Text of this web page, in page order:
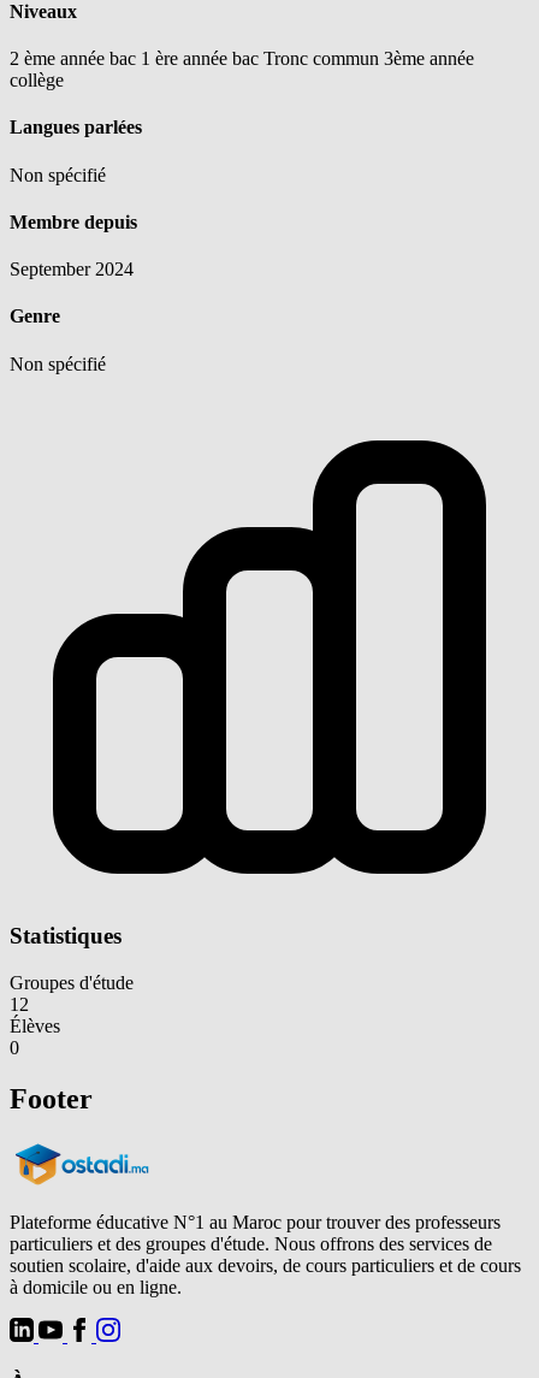
Niveaux
2 ème année bac 1 ère année bac Tronc commun 3ème année
collège
Langues parlées
Non spécifié
Membre depuis
September 2024
Genre
Non spécifié
Statistiques
Groupes d'étude
12
Élèves
0
Footer
Plateforme éducative N°1 au Maroc pour trouver des professeurs
particuliers et des groupes d'étude. Nous offrons des services de
soutien scolaire, d'aide aux devoirs, de cours particuliers et de cours
à domicile ou en ligne.